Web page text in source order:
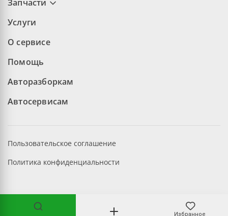
Избранное
Запчасти
Услуги
О сервисе
Помощь
Авторазборкам
Автосервисам
©2026 aopt.ru — Все права защищены
Пользовательское соглашение
Политика конфиденциальности